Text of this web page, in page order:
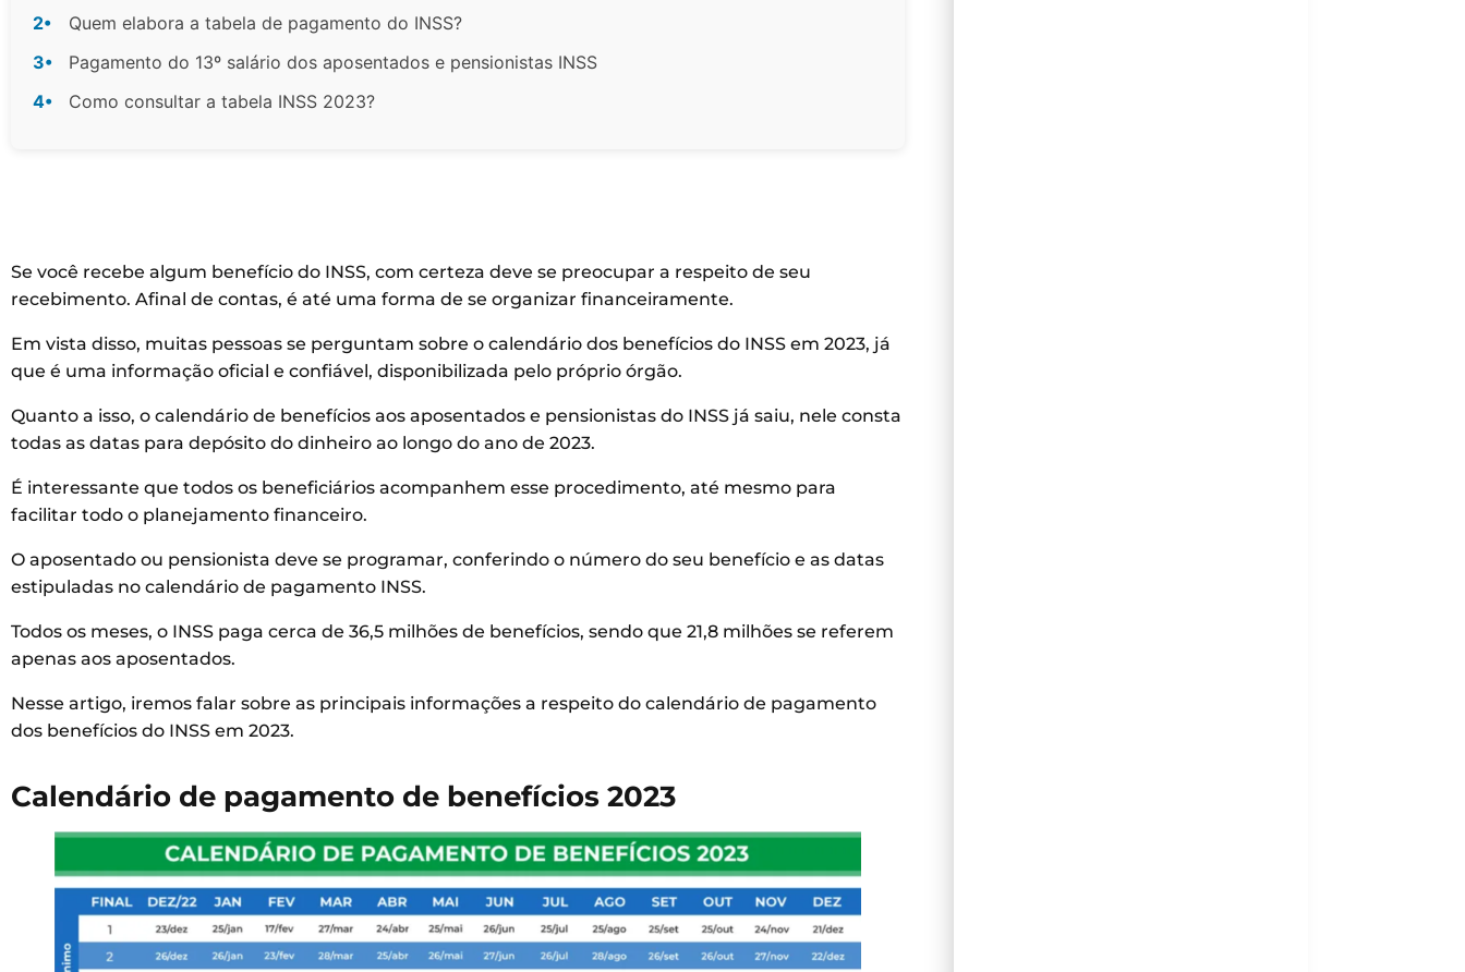
2•
Quem elabora a tabela de pagamento do INSS?
3•
Pagamento do 13º salário dos aposentados e pensionistas INSS
4•
Como consultar a tabela INSS 2023?
Se você recebe algum benefício do INSS, com certeza deve se preocupar a respeito de seu
recebimento. Afinal de contas, é até uma forma de se organizar financeiramente.
Em vista disso, muitas pessoas se perguntam sobre o calendário dos benefícios do INSS em 2023, já
que é uma informação oficial e confiável, disponibilizada pelo próprio órgão.
Quanto a isso, o calendário de benefícios aos aposentados e pensionistas do INSS já saiu, nele consta
todas as datas para depósito do dinheiro ao longo do ano de 2023.
É interessante que todos os beneficiários acompanhem esse procedimento, até mesmo para
facilitar todo o planejamento financeiro.
O aposentado ou pensionista deve se programar, conferindo o número do seu benefício e as datas
estipuladas no calendário de pagamento INSS.
Todos os meses, o INSS paga cerca de 36,5 milhões de benefícios, sendo que 21,8 milhões se referem
apenas aos aposentados.
Nesse artigo, iremos falar sobre as principais informações a respeito do calendário de pagamento
dos benefícios do INSS em 2023.
Calendário de pagamento de benefícios 2023